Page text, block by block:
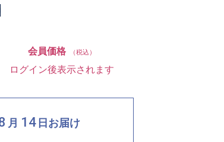
会員価格 （税込）
ログイン後表示されます
月 14 日 お届け